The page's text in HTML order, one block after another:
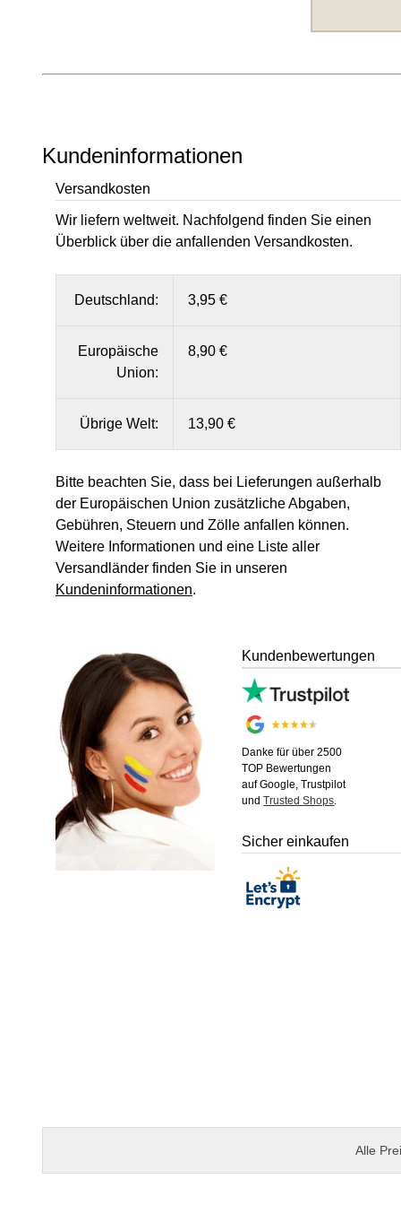
Kundeninformationen
Versandkosten
Wir liefern weltweit. Nachfolgend finden Sie einen
Überblick über die anfallenden Versandkosten.
Deutschland: 3,95 €
Europäische
Union:
8,90 €
Übrige Welt: 13,90 €
Bitte beachten Sie, dass bei Lieferungen außerhalb
der Europäischen Union zusätzliche Abgaben,
Gebühren, Steuern und Zölle anfallen können.
Weitere Informationen und eine Liste aller
Versandländer finden Sie in unseren
Kundeninformationen.
Kundenbewertungen
Danke für über 2500
TOP Bewertungen
auf Google, Trustpilot
undTrusted Shops
Sicher einkaufen
Alle